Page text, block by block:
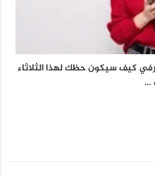
كيف سيكون حظك لهذا الثلاثاء